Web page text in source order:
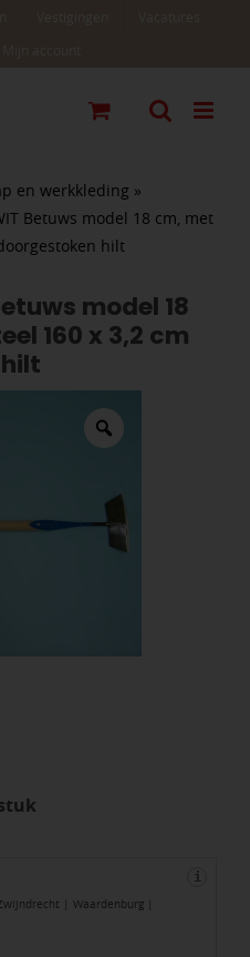
en werkkleding »
Betuws model 18 cm, met
hilt
model 18
160 x 3,2 cm
| Waardenburg |
i